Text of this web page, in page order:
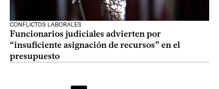
CONFLICTOS LABORALES
Funcionarios judiciales advierten por
“insuficiente asignación de recursos” en el
presupuesto